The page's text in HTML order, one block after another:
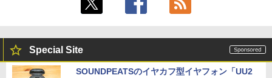
Special Site
SOUNDPEATSのイヤカフ型イヤフォン「UU2